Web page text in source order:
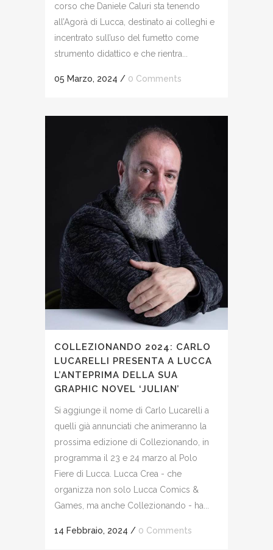
corso che Daniele Caluri sta tenendo
all’Agorà di Lucca, destinato ai colleghi e
incentrato sull’uso del fumetto come
strumento didattico e che rientra...
05 Marzo, 2024 / 0 Comments
COLLEZIONANDO 2024: CARLO
LUCARELLI PRESENTA A LUCCA
L’ANTEPRIMA DELLA SUA
GRAPHIC NOVEL ‘JULIAN’
Si aggiunge il nome di Carlo Lucarelli a
quelli già annunciati che animeranno la
prossima edizione di Collezionando, in
programma il 23 e 24 marzo al Polo
Fiere di Lucca. Lucca Crea - che
organizza non solo Lucca Comics &
Games, ma anche Collezionando - ha...
14 Febbraio, 2024 / 0 Comments